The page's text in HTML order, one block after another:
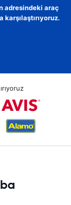
adresindeki araç